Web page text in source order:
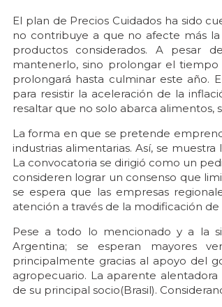
El plan de Precios Cuidados ha sido
no contribuye a que no afecte más
productos considerados. A pesar
mantenerlo, sino prolongar el
prolongará hasta culminar este año.
para resistir la aceleración de la
resaltar que no solo abarca
La forma en que se pretende
industrias alimentarias. Así, se
La convocatoria se dirigió como un
consideren lograr un consenso que
se espera que las empresas
atención a través de la modificación
Pese a todo lo mencionado y a la
Argentina; se esperan mayores
principalmente gracias al apoyo del
agropecuario. La aparente
de su principal socio(Brasil).